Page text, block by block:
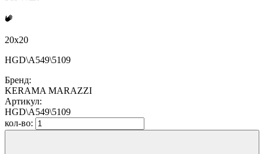
20x20
HGD\A549\5109
Бренд:
KERAMA MARAZZI
Артикул:
HGD\A549\5109
кол-во: